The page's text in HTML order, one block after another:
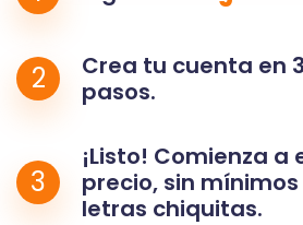
2
Crea tu cuenta en
pasos.
3
¡Listo! Comienza a
precio, sin
letras chiquitas.